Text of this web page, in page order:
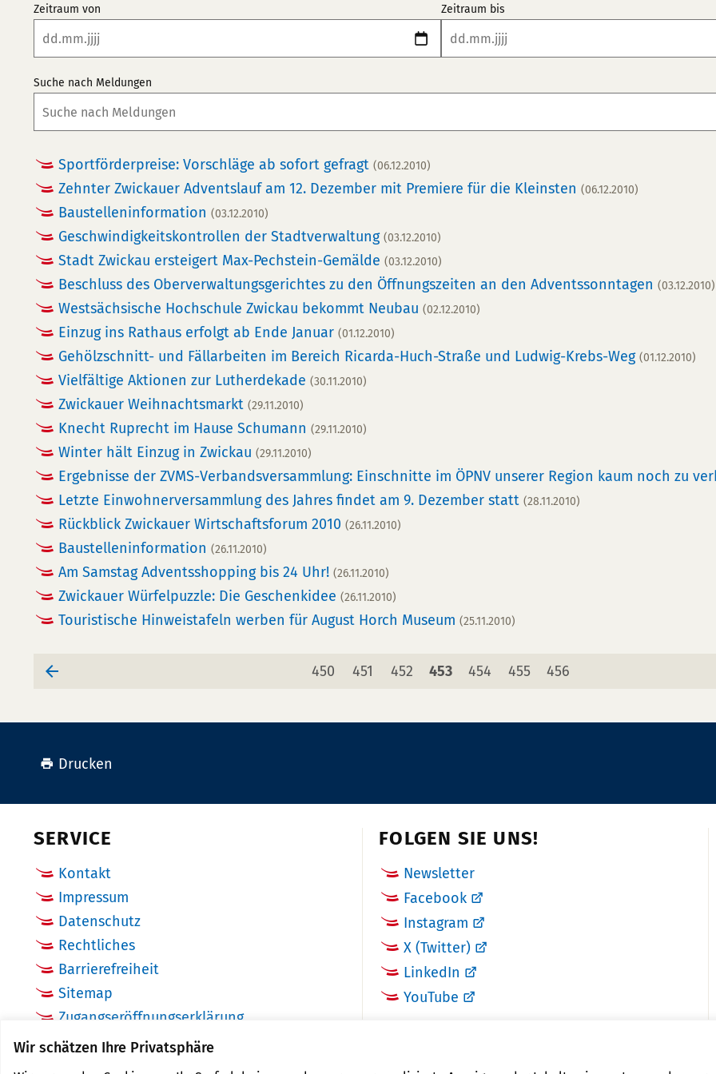
Wir schätzen Ihre Privatsphäre
Zeitraum von Zeitraum bis
Suche nach Meldungen
Sportförderpreise: Vorschläge ab sofort gefragt (06.12.2010)
Zehnter Zwickauer Adventslauf am 12. Dezember mit Premiere für die Kleinsten (06.12.2010)
Baustelleninformation (03.12.2010)
Geschwindigkeitskontrollen der Stadtverwaltung (03.12.2010)
Stadt Zwickau ersteigert Max-Pechstein-Gemälde (03.12.2010)
Beschluss des Oberverwaltungsgerichtes zu den Öffnungszeiten an den Adventssonntagen (03.12.2010)
Westsächsische Hochschule Zwickau bekommt Neubau (02.12.2010)
Einzug ins Rathaus erfolgt ab Ende Januar (01.12.2010)
Gehölzschnitt- und Fällarbeiten im Bereich Ricarda-Huch-Straße und Ludwig-Krebs-Weg (01.12.2010)
Vielfältige Aktionen zur Lutherdekade (30.11.2010)
Zwickauer Weihnachtsmarkt (29.11.2010)
Knecht Ruprecht im Hause Schumann (29.11.2010)
Winter hält Einzug in Zwickau (29.11.2010)
Ergebnisse der ZVMS-Verbandsversammlung: Einschnitte im ÖPNV unserer Region kaum noch zu
Letzte Einwohnerversammlung des Jahres findet am 9. Dezember statt (28.11.2010)
Rückblick Zwickauer Wirtschaftsforum 2010 (26.11.2010)
Baustelleninformation (26.11.2010)
Am Samstag Adventsshopping bis 24 Uhr! (26.11.2010)
Zwickauer Würfelpuzzle: Die Geschenkidee (26.11.2010)
Touristische Hinweistafeln werben für August Horch Museum (25.11.2010)
Seite
450 Seite
451 Seite
452 Seite
453 Seite
454 Seite
455 Seite
456
Drucken
SERVICE
Kontakt
Impressum
Datenschutz
Rechtliches
Barrierefreiheit
Sitemap
Zugangseröffnungserklärung
Cookie Einstellungen
FOLGEN SIE UNS!
Newsletter
Facebook
Instagram
X (Twitter)
LinkedIn
YouTube